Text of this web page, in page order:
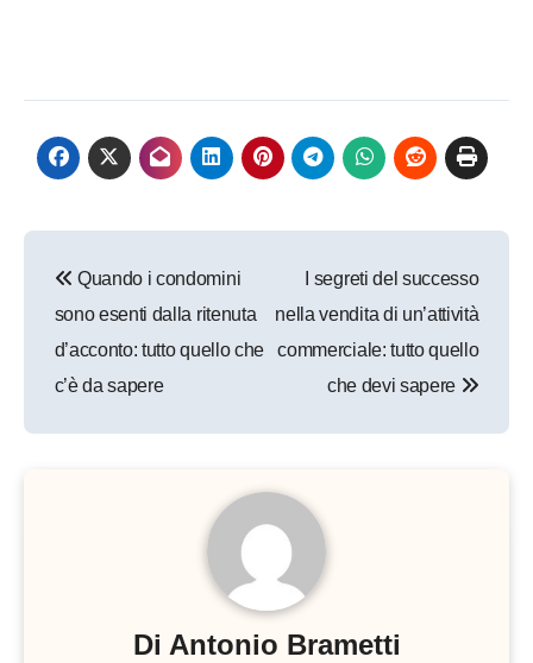
articoli
Quando i condomini
sono esenti dalla ritenuta
d’acconto: tutto quello che
c’è da sapere
I segreti del successo
nella vendita di un’attività
commerciale: tutto quello
che devi sapere
Di Antonio Brametti